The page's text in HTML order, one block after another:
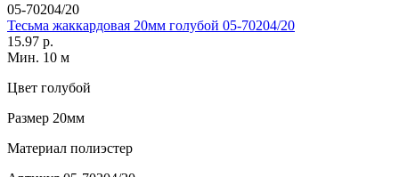
05-70204/20
Тесьма жаккардовая 20мм голубой 05-70204/20
15.97 р.
Мин. 10 м
Цвет голубой
Размер 20мм
Материал полиэстер